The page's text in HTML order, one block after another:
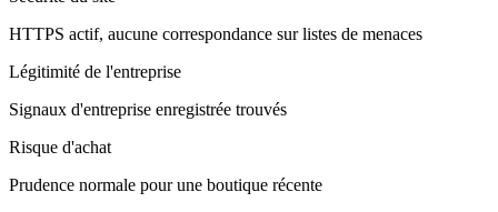
HTTPS actif, aucune correspondance sur listes de menaces
Légitimité de l'entreprise
Signaux d'entreprise enregistrée trouvés
Risque d'achat
Prudence normale pour une boutique récente